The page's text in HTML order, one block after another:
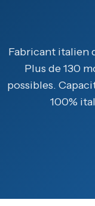
Fabricant italien
Plus de 130
possibles.
100%